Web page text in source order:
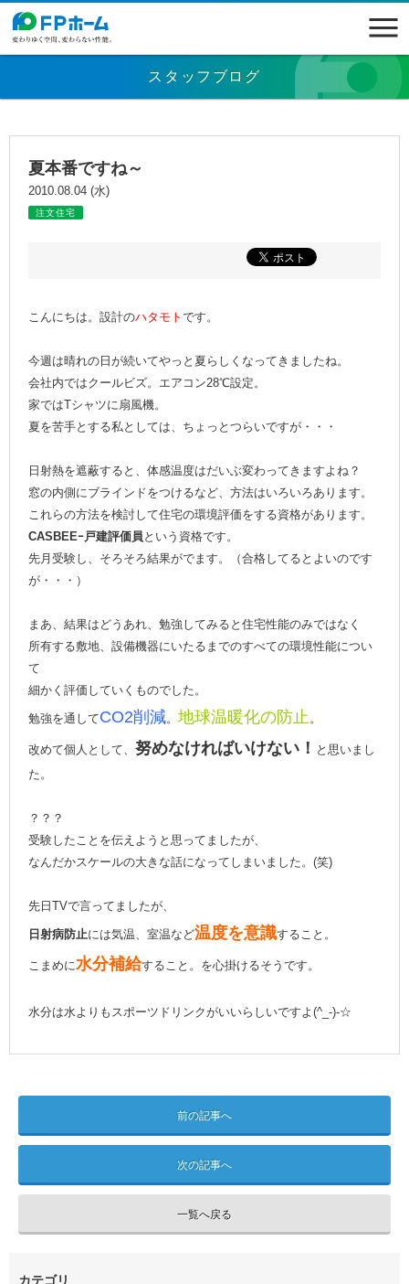
スタッフブログ
夏本番ですね～
2010.08.04 (水)
注文住宅
こんにちは。設計のハタモト です。
今週は晴れの日が続いてやっと夏らしくなってきましたね。
会社内ではクールビズ。エアコン28℃設定。
家ではTシャツに扇風機。
夏を苦手とする私としては、ちょっとつらいですが・・・
日射熱を遮蔽すると、体感温度はだいぶ変わってきますよね？
窓の内側にブラインドをつけるなど、方法はいろいろあります。
これらの方法を検討して住宅の環境評価をする資格があります。
CASBEEｰ戸建評価員 という資格です。
先月受験し、そろそろ結果がでます。（合格してるとよいのです
が・・・）
まあ、結果はどうあれ、勉強してみると住宅性能のみではなく
所有する敷地、設備機器にいたるまでのすべての環境性能につい
て
細かく評価していくものでした。
勉強を通してCO2削減。 地球温暖化の防止。
改めて個人として、努めなければいけない！ と思いまし
た。
？？？
受験したことを伝えようと思ってましたが、
なんだかスケールの大きな話になってしまいました。(笑)
先日TVで言ってましたが、
日射病防止には気温、室温など温度を意識すること。
こまめに水分補給すること。を心掛けるそうです。
水分は水よりもスポーツドリンクがいいらしいですよ(^_-)-☆
前の記事へ
次の記事へ
一覧へ戻る
カテゴリ